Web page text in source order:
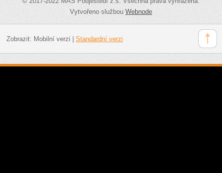
Vytvořeno službouWebnode
Zobrazit: Mobilní verzi Standardní verzi